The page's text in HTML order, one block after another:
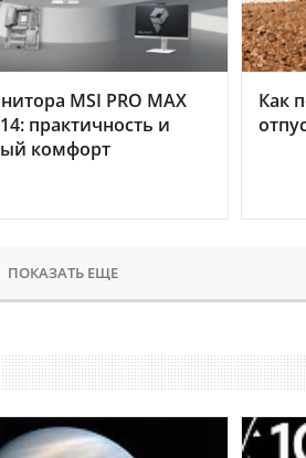
MSI PRO MAX
практичность и
комфорт
Как
ПОКАЗАТЬ ЕЩЕ